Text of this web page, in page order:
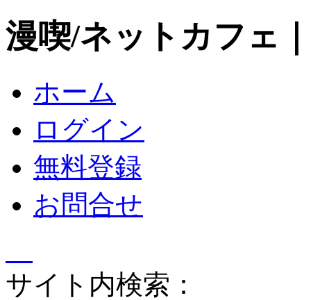
漫喫/ネットカフェ
ホーム
ログイン
無料登録
お問合せ
サイト内検索：